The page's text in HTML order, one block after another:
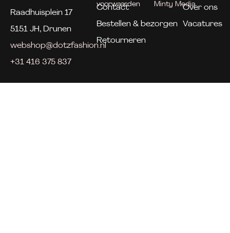
Raadhuisplein 17
5151 JH, Drunen
webshop@dotzfashion.nl
+31 416 375 837
Contact
Bestellen & bezorgen
Retourneren
Over ons
Vacatures
voorwaarden
Minty Media